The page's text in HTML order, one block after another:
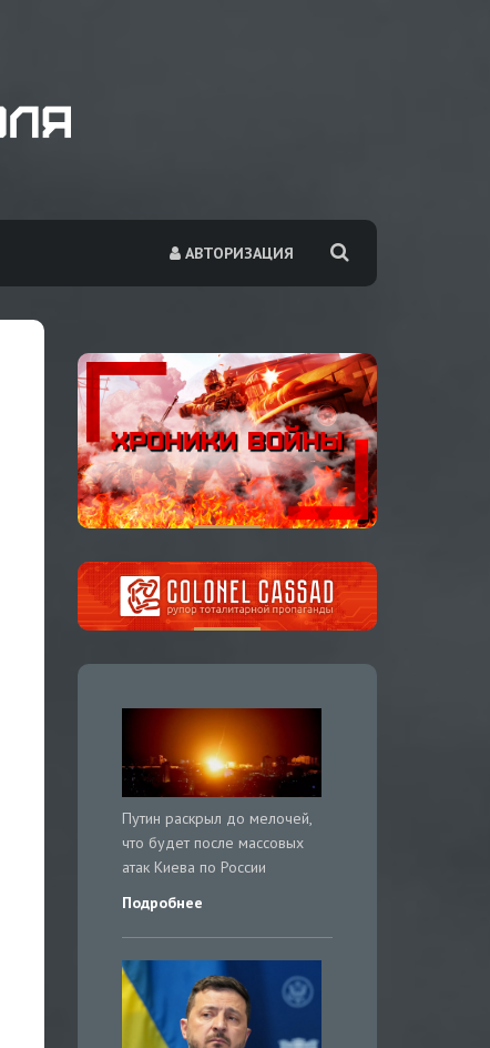
АВТОРИЗАЦИЯ
Путин раскрыл до мелочей,
что будет после массовых
атак Киева по России
Подробнее